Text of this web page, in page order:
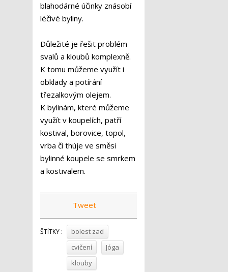
blahodárné účinky znásobí
léčivé byliny.
Důležité je řešit problém
svalů a kloubů komplexně.
K tomu můžeme využít i
obklady a potírání
třezalkovým olejem.
K bylinám, které můžeme
využít v koupelích, patří
kostival, borovice, topol,
vrba či thúje ve směsi
bylinné koupele se smrkem
a kostivalem.
Tweet
ŠTÍTKY :
bolest zad
cvičení
Jóga
klouby